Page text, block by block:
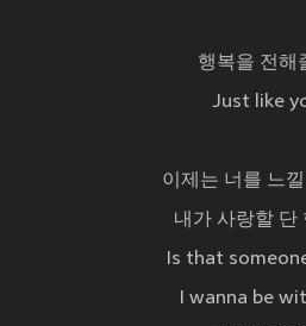
행복을 전해
Just like
이제는 너를 느
내가 사랑할 단
Is that
I wanna be